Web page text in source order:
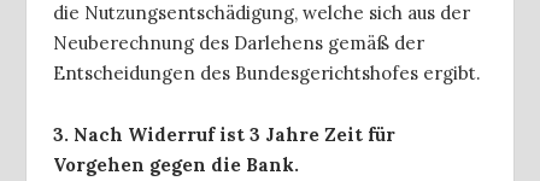
die Nutzungsentschädigung, welche sich aus der
Neuberechnung des Darlehens gemäß der
Entscheidungen des Bundesgerichtshofes ergibt.
3. Nach Widerruf ist 3 Jahre Zeit für
Vorgehen gegen die Bank.